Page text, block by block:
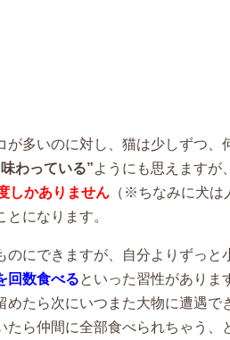
多いのに対し、猫は少しずつ、
わっている”ようにも思えますが
しかありません （※ちなみに犬は
になります。
にできますが、自分よりずっと
回数食べるといった習性がありま
たら次にいつまた大物に遭遇で
ら仲間に全部食べられちゃう、